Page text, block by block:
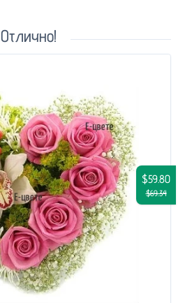
Отлично!
$59.80
$69.34